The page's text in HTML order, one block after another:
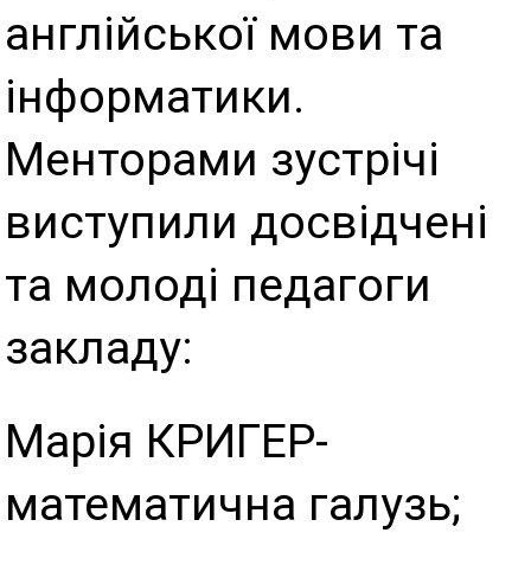
англійської мови та
інформатики.
Менторами зустрічі
виступили досвідчені
та молоді педагоги
закладу:
Марія КРИГЕР-
математична галузь;